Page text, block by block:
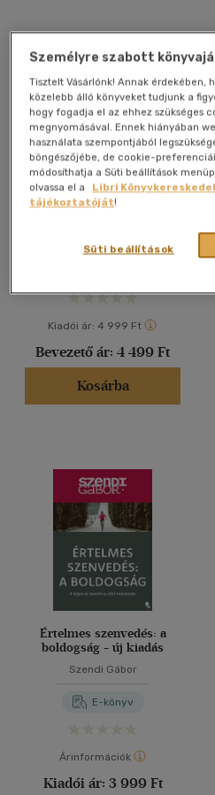
Német(1)
Vélemény szerint
(136)
(93)
(26)
(11)
(3936)
Szülés utáni depresszió -
Kiadói ár: 4 999 Ft
Bevezető ár: 4 499 Ft
Kosárba
Értelmes szenvedés: a
boldogság - új kiadás
Szendi Gábor
E-könyv
Árinformációk
Kiadói ár: 3 999 Ft
Személyre szabott
Tisztelt Vásárlónk! Annak érdekében,
közelebb álló könyveket tudjunk a
hogy fogadja el az ehhez szükséges
megnyomásával. Ennek hiányában
használata szempontjából
böngészőjébe, de cookie-
módosíthatja a Süti beállítások
olvassa el a
Libri
tájékoztatóját!
Süti beállítások